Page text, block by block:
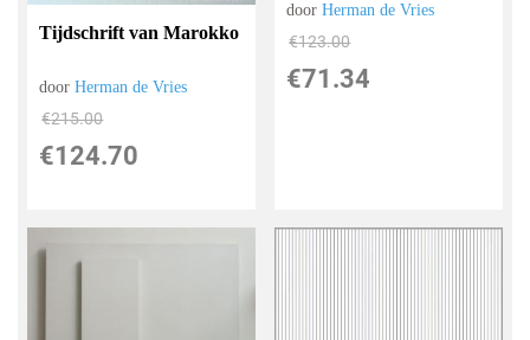
Tijdschrift van Marokko
doorHerman de Vries
€215.00
€124.70
doorHerman de Vries
€123.00
€71.34